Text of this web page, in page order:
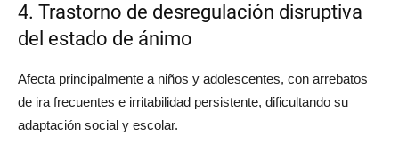
4. Trastorno de desregulación disruptiva
del estado de ánimo
Afecta principalmente a niños y adolescentes, con arrebatos
de ira frecuentes e irritabilidad persistente, dificultando su
adaptación social y escolar.